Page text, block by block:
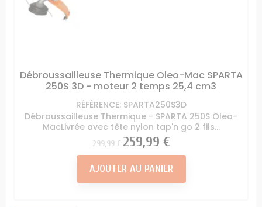
Débroussailleuse Thermique Oleo-Mac SPARTA
250S 3D - moteur 2 temps 25,4 cm3
RÉFÉRENCE: SPARTA250S3D
Débroussailleuse Thermique - SPARTA 250S Oleo-
MacLivrée avec tête nylon tap'n go 2 fils...
Prix
299,99 € Prix
259,99 €
AJOUTER AU PANIER